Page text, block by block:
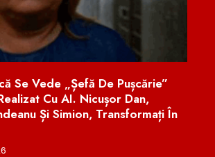
Se Vede „șefă De Pușcărie”
Cu AI. Nicușor Dan,
Și Simion, Transformați În